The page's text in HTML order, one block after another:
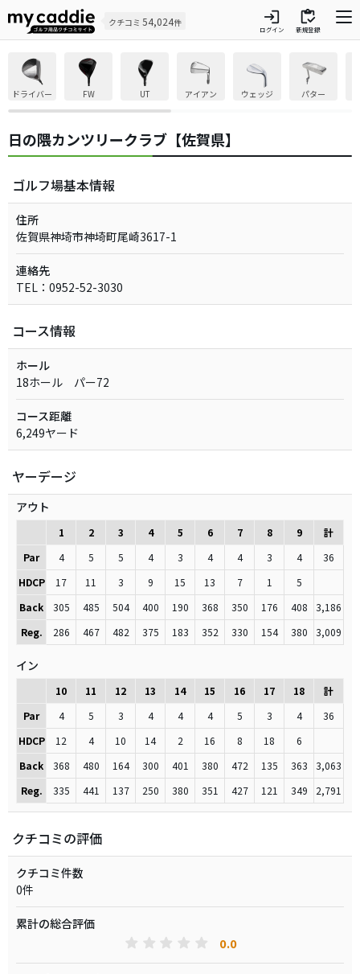
クチコミ 54,024件 login
ログイン
inventory
新規登録
ドライバー FW UT アイアン ウェッジ パター
日の隈カンツリークラブ【佐賀県】
ゴルフ場基本情報
住所
佐賀県神埼市神埼町尾崎3617-1
連絡先
TEL：0952-52-3030
コース情報
ホール
18ホール パー72
コース距離
6,249ヤード
ヤーデージ
アウト
1 2 3 4 5 6 7 8 9
計
Par
4 5 5 4 3 4 4 3 4
36
HDCP
17 11 3 9 15 13 7 1
5
Back
305 485 504 400 190 368 350 176 408
3,186
Reg.
286 467 482 375 183 352 330 154 380 3,009
イン
10 11 12 13 14 15 16 17 18
計
Par
4 5 3 4 4 4 5 3 4
36
HDCP
12 4 10 14 2 16 8 18
6
Back
368 480 164 300 401 380 472 135 363
3,063
Reg.
335 441 137 250 380 351 427 121 349 2,791
クチコミの評価
クチコミ件数
0件
累計の総合評価
0.0